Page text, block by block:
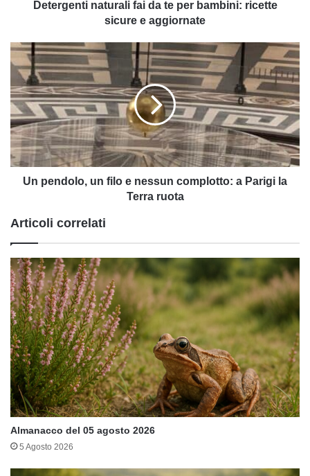
Detergenti naturali fai da te per bambini: ricette
sicure e aggiornate
Un
pendolo,
filo
e
nessun
complotto:
a
Parigi
Un pendolo, un filo e nessun complotto: a Parigi la
Terra ruota
Articoli correlati
Almanacco del 05 agosto 2026
5 Agosto 2026